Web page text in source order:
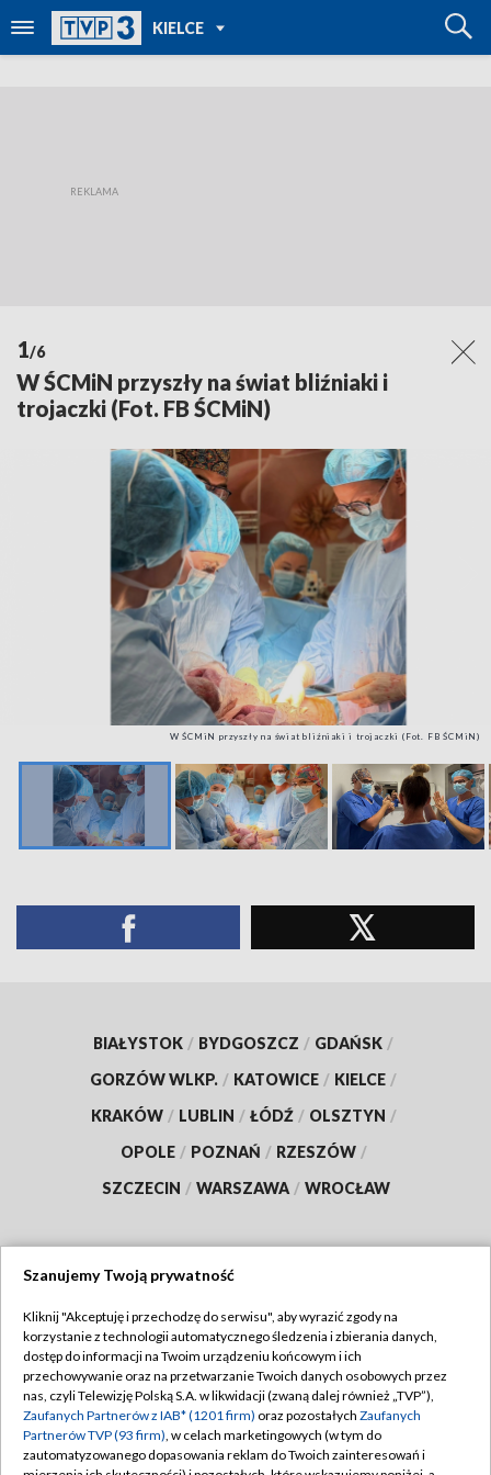
KIELCE
TVP REGIONY
1/6
W ŚCMiN przyszły na świat bliźniaki i
trojaczki (Fot. FB ŚCMiN)
W ŚCMiN przyszły na świat bliźniaki i trojaczki (Fot. FB ŚCMiN)
BIAŁYSTOK / BYDGOSZCZ / GDAŃSK /
GORZÓW WLKP. / KATOWICE / KIELCE /
KRAKÓW / LUBLIN / ŁÓDŹ / OLSZTYN /
OPOLE / POZNAŃ / RZESZÓW /
SZCZECIN / WARSZAWA / WROCŁAW
TVP
Abonament TVP
Emisja w TVP
Centrum informacji TVP
Regulamin TVP
Polityka prywatności
Moje zgody
Szanujemy Twoją prywatność
Kliknij "Akceptuję i przechodzę do serwisu", aby wyrazić zgody na
korzystanie z technologii automatycznego śledzenia i zbierania danych,
dostęp do informacji na Twoim urządzeniu końcowym i ich
przechowywanie oraz na przetwarzanie Twoich danych osobowych przez
nas, czyli Telewizję Polską S.A. w likwidacji (zwaną dalej również „TVP”),
Zaufanych Partnerów z IAB* (1201 firm) oraz pozostałych Zaufanych
Partnerów TVP (93 firm), w celach marketingowych (w tym do
zautomatyzowanego dopasowania reklam do Twoich zainteresowań i